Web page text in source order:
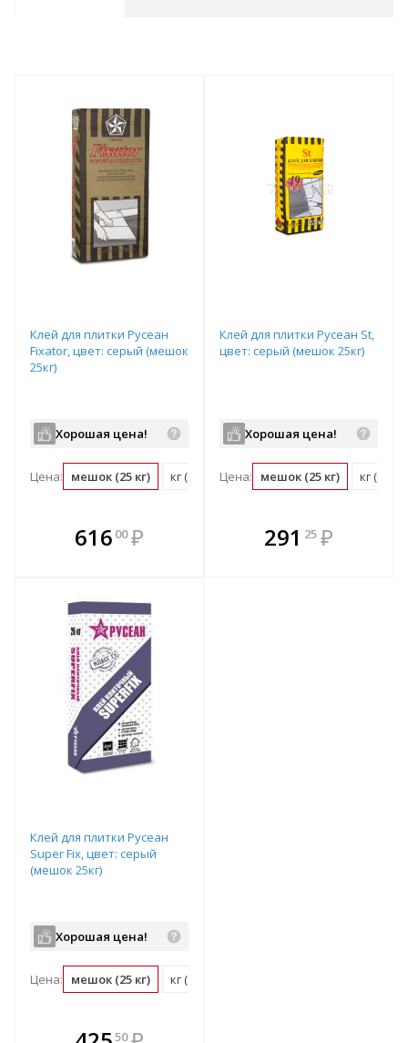
Клей для плитки Русеан
Fixator, цвет: серый (мешок
25кг)
Хорошая цена!
Цена: мешок (25 кг) кг (0.04 мешок)
616 00 ₽
В комплекте
всегда выгоднее!
Клей для плитки Русеан St,
цвет: серый (мешок 25кг)
Хорошая цена!
Цена: мешок (25 кг) кг (0.04
В комплекте
всегда выгоднее!
291 25 ₽
Клей для плитки Русеан
Super Fix, цвет: серый
(мешок 25кг)
Хорошая цена!
Цена: мешок (25 кг) кг (0.04 мешок)
50